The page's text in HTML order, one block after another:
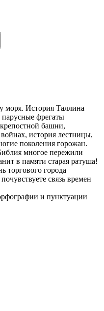
моря. История Таллина —
парусные фрегаты
башни,
история лестницы,
поколения горожан.
многое пережили
в памяти старая ратуша!
торгового города
связь времен
и пунктуации